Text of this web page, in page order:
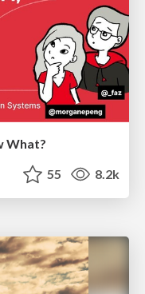
What?
55 8.2k